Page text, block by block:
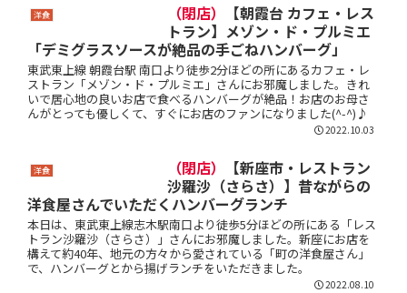
洋食 （閉店）
【朝霞台 カフェ・レス
トラン】メゾン・ド・プルミエ
「デミグラスソースが絶品の手ごねハンバーグ」
東武東上線 朝霞台駅 南口より徒歩2分ほどの所にあるカフェ・レ
ストラン「メゾン・ド・プルミエ」さんにお邪魔しました。きれ
いで居心地の良いお店で食べるハンバーグが絶品！お店のお母さ
んがとっても優しくて、すぐにお店のファンになりました(^-^)♪
2022.10.03
洋食 （閉店）
【新座市・レストラン
沙羅沙（さらさ）】昔ながらの
洋食屋さんでいただくハンバーグランチ
本日は、東武東上線志木駅南口より徒歩5分ほどの所にある「レス
トラン沙羅沙（さらさ）」さんにお邪魔しました。新座にお店を
構えて約40年、地元の方々から愛されている「町の洋食屋さん」
で、ハンバーグとから揚げランチをいただきました。
2022.08.10